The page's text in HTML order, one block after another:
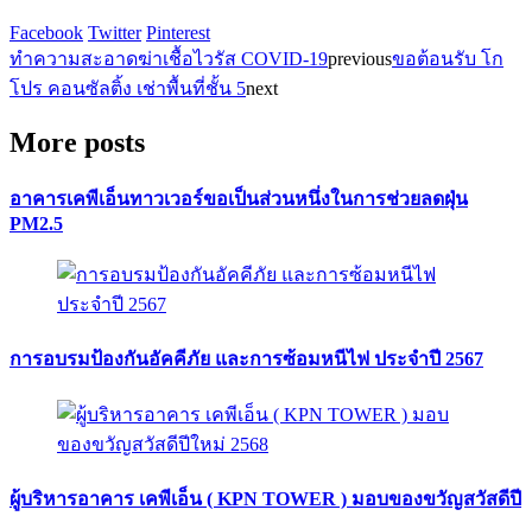
Facebook Twitter Pinterest
ทำความสะอาดฆ่าเชื้อไวรัส COVID-19previousขอต้อนรับ โก
โปร คอนซัลติ้ง เช่าพื้นที่ชั้น 5next
More posts
อาคารเคพีเอ็นทาวเวอร์ขอเป็นส่วนหนึ่งในการช่วยลดฝุ่น
PM2.5
การอบรมป้องกันอัคคีภัย และการซ้อมหนีไฟ ประจำปี 2567
ผู้บริหารอาคาร เคพีเอ็น ( KPN TOWER ) มอบของขวัญสวัสดีปี